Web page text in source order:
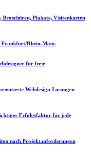
Broschüren, Plakate, Visitenkarten
Frankfurt/Rhein-Main.
für freie
Webdesign-Lösungen
Erfolgsfaktor für jede
nach Projektanforderungen